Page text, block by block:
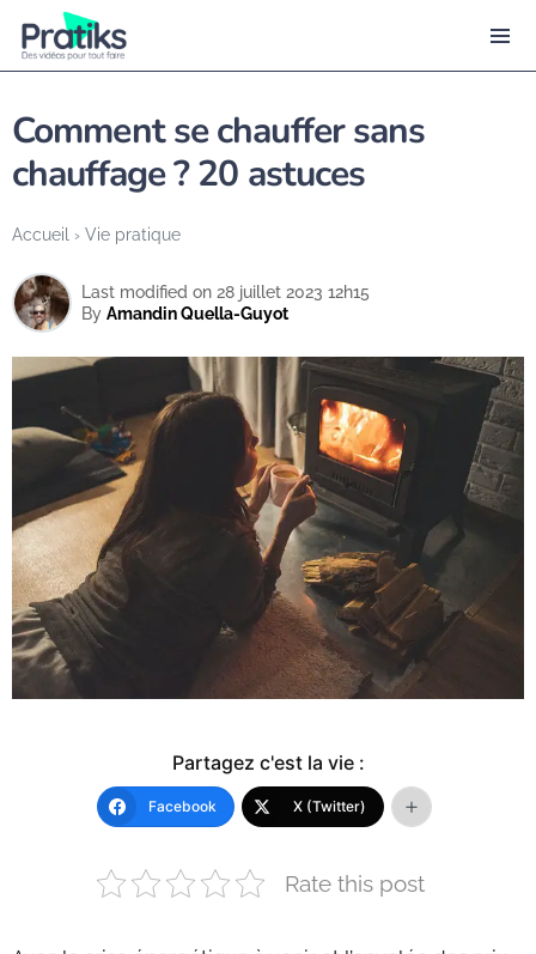
Accueil › Vie pratique
Comment se chauffer sans
chauffage ? 20 astuces
By Amandin Quella-Guyot
Last modified on 28 juillet 2023 12h15
Partagez c'est la vie :
Facebook X (Twitter)
Rate this post